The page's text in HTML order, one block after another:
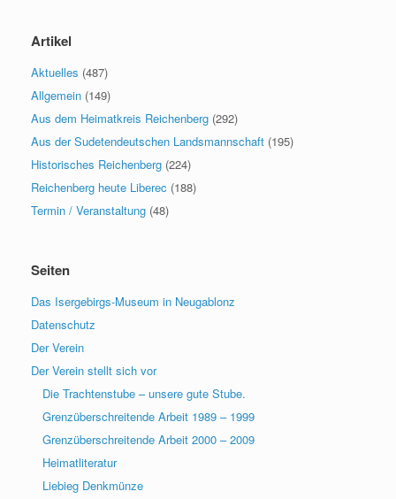
Artikel
Aktuelles (487)
Allgemein (149)
Aus dem Heimatkreis Reichenberg (292)
Aus der Sudetendeutschen Landsmannschaft (195)
Historisches Reichenberg (224)
Reichenberg heute Liberec (188)
Termin / Veranstaltung (48)
Seiten
Das Isergebirgs-Museum in Neugablonz
Datenschutz
Der Verein
Der Verein stellt sich vor
Die Trachtenstube – unsere gute Stube.
Grenzüberschreitende Arbeit 1989 – 1999
Grenzüberschreitende Arbeit 2000 – 2009
Heimatliteratur
Liebieg Denkmünze